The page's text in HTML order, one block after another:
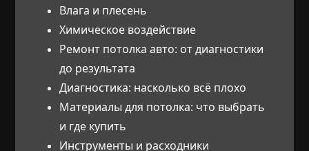
Влага и плесень
Химическое воздействие
Ремонт потолка авто: от диагностики
до результата
Диагностика: насколько всё плохо
Материалы для потолка: что выбрать
и где купить
Инструменты и расходники